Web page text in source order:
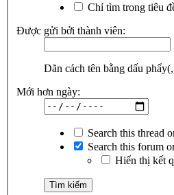
Chỉ tìm trong tiêu
Được gửi bởi thành viên:
Dãn cách tên bằng dấu
Mới hơn ngày:
Search this thread
Search this forum
Hiển thị kết